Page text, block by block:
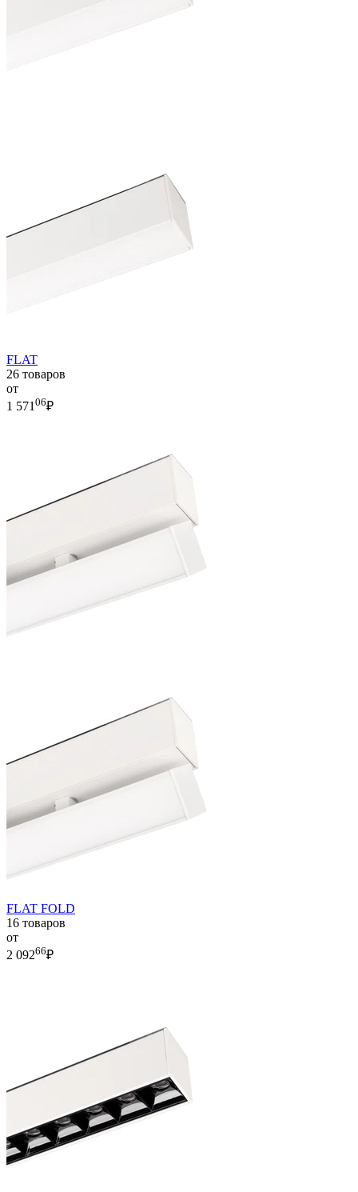
FLAT
26 товаров
от
1 57106₽
FLAT FOLD
16 товаров
от
2 09266₽